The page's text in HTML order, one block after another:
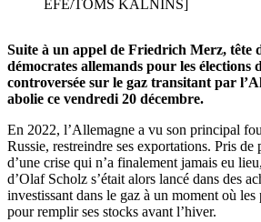
EFE/TOMS KALNINS]
Suite à un appel de Friedrich Merz, tête
démocrates allemands pour les élections
controversée sur le gaz transitant par
abolie ce vendredi 20 décembre.
En 2022, l’Allemagne a vu son principal
Russie, restreindre ses exportations. Pris de
d’une crise qui n’a finalement jamais eu
d’Olaf Scholz s’était alors lancé dans des
investissant dans le gaz à un moment où
pour remplir ses stocks avant l’hiver.